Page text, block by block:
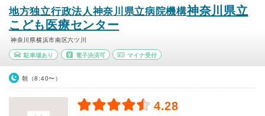
地方独立行政法人神奈川県立病院機構神奈川県立
こども医療センター
神奈川県横浜市南区六ツ川
駐車場あり 電子決済可 マイナ受付
朝（8:40〜）
4.28